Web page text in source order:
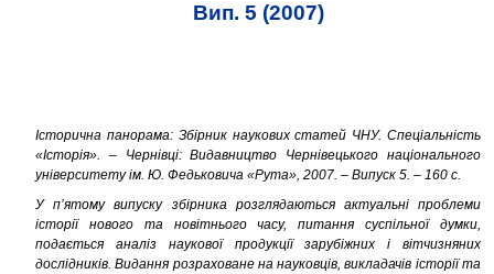
Вип. 5 (2007)
Історична панорама: Збірник наукових статей ЧНУ. Спеціальність
«Історія». – Чернівці: Видавництво Чернівецького національного
університету ім. Ю. Федьковича «Рута», 2007. – Випуск 5. – 160 с.
У п’ятому випуску збірника розглядаються актуальні проблеми
історії нового та новітнього часу, питання суспільної думки,
подається аналіз наукової продукції зарубіжних і вітчизняних
дослідників. Видання розраховане на науковців, викладачів історії та